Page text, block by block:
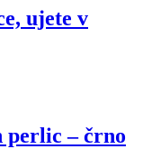
ujete v
perlic – črno